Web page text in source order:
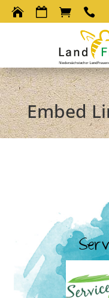
   
Embed